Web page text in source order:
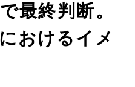
最終判断。
おけるイメ